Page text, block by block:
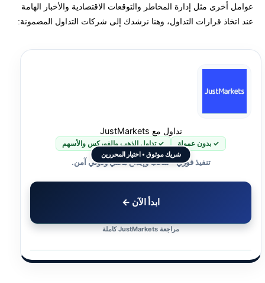
عوامل أخرى مثل إدارة المخاطر والتوقعات الاقتصادية والأخبار الهامة
عند اتخاذ قرارات التداول، وهنا نرشدك إلى شركات التداول المضمونة:
شريك موثوق • اختيار المحررين
تداول مع JustMarkets
✓ بدون عمولة ✓ تداول الذهب والفوركس والأسهم
تنفيذ فوري • سحب وإيداع محلي ودولي آمن.
ابدأ الآن ←
مراجعة JustMarkets كاملة